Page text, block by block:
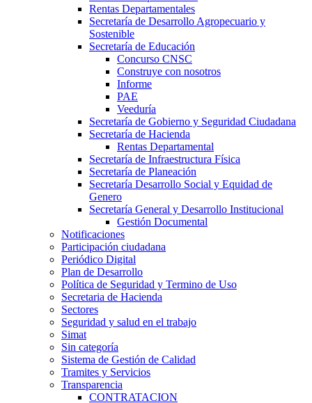
Rentas Departamentales
Secretaría de Desarrollo Agropecuario y
Sostenible
Secretaría de Educación
Concurso CNSC
Construye con nosotros
Informe
PAE
Veeduría
Secretaría de Gobierno y Seguridad Ciudadana
Secretaría de Hacienda
Rentas Departamental
Secretaría de Infraestructura Física
Secretaría de Planeación
Secretaría Desarrollo Social y Equidad de
Genero
Secretaría General y Desarrollo Institucional
Gestión Documental
Notificaciones
Participación ciudadana
Periódico Digital
Plan de Desarrollo
Política de Seguridad y Termino de Uso
Secretaria de Hacienda
Sectores
Seguridad y salud en el trabajo
Simat
Sin categoría
Sistema de Gestión de Calidad
Tramites y Servicios
Transparencia
CONTRATACION